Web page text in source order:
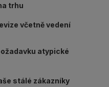
trhu
včetně vedení
atypické
stálé zákazníky